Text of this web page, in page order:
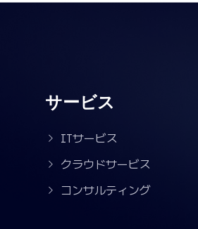
サービス
ITサービス
クラウドサービス
コンサルティング